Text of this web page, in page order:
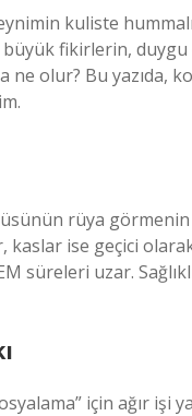
kuliste
fikirlerin, duygu
ne olur? Bu yazıda,
rüya
ise geçici olarak
süreleri uzar.
için ağır işi